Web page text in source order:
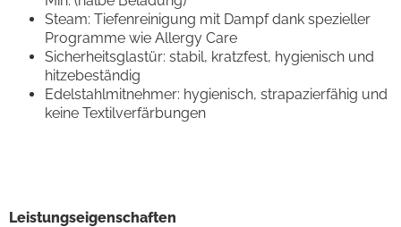
Steam: Tiefenreinigung mit Dampf dank spezieller
Programme wie Allergy Care
Sicherheitsglastür: stabil, kratzfest, hygienisch und
hitzebeständig
Edelstahlmitnehmer: hygienisch, strapazierfähig und
keine Textilverfärbungen
Leistungseigenschaften